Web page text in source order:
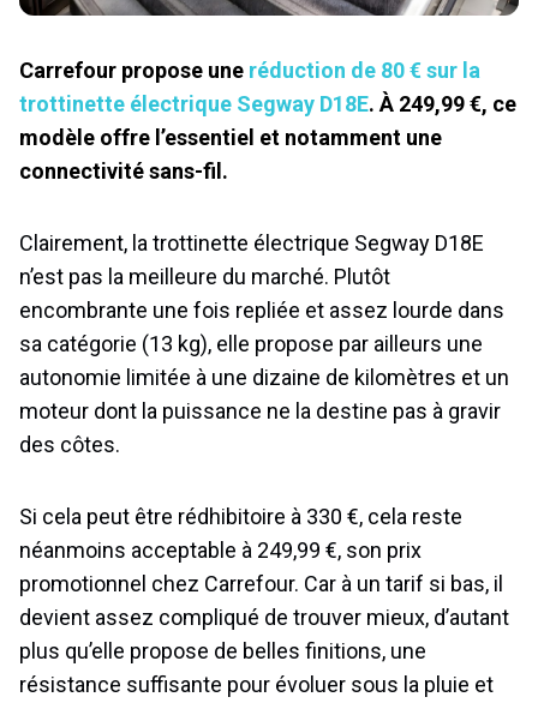
Carrefour propose une réduction de 80 € sur la
trottinette électrique Segway D18E. À 249,99 €, ce
modèle offre l’essentiel et notamment une
connectivité sans-fil.
Clairement, la trottinette électrique Segway D18E
n’est pas la meilleure du marché. Plutôt
encombrante une fois repliée et assez lourde dans
sa catégorie (13 kg), elle propose par ailleurs une
autonomie limitée à une dizaine de kilomètres et un
moteur dont la puissance ne la destine pas à gravir
des côtes.
Si cela peut être rédhibitoire à 330 €, cela reste
néanmoins acceptable à 249,99 €, son prix
promotionnel chez Carrefour. Car à un tarif si bas, il
devient assez compliqué de trouver mieux, d’autant
plus qu’elle propose de belles finitions, une
résistance suffisante pour évoluer sous la pluie et